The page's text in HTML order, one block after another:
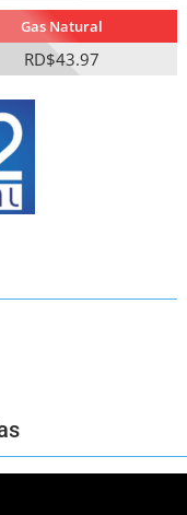
Gas Natural
RD$43.97